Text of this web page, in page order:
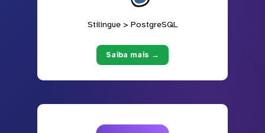
Stilingue > PostgreSQL
Saiba mais →